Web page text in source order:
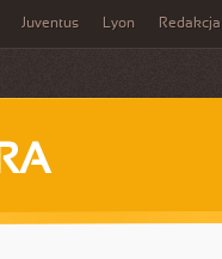
Juventus Lyon Redakcja